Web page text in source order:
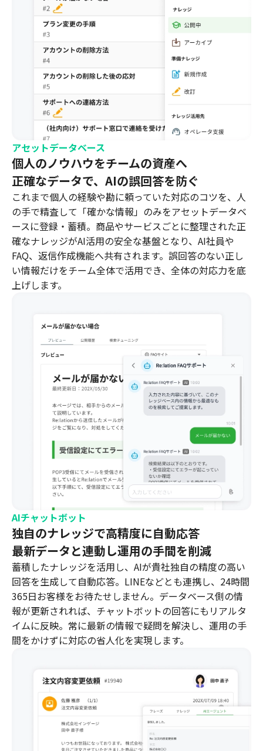
アセットデータベース
個人のノウハウをチームの資産へ
正確なデータで、AIの誤回答を防ぐ
これまで個人の経験や勘に頼っていた対応のコツを、人
の手で精査して「確かな情報」のみをアセットデータベ
ースに登録・蓄積。商品やサービスごとに整理された正
確なナレッジがAI活用の安全な基盤となり、AI社員や
FAQ、返信作成機能へ共有されます。誤回答のない正し
い情報だけをチーム全体で活用でき、全体の対応力を底
上げします。
AIチャットボット
独自のナレッジで高精度に自動応答
最新データと連動し運用の手間を削減
蓄積したナレッジを活用し、AIが貴社独自の精度の高い
回答を生成して自動応答。LINEなどとも連携し、24時間
365日お客様をお待たせしません。データベース側の情
報が更新されれば、チャットボットの回答にもリアルタ
イムに反映。常に最新の情報で疑問を解決し、運用の手
間をかけずに対応の省人化を実現します。